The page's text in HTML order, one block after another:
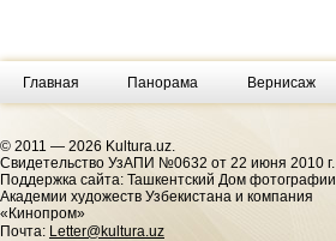
Главная Панорама Вернисаж
© 2011 — 2026 Kultura.uz.
Cвидетельство УзАПИ №0632 от 22 июня 2010 г.
Поддержка сайта: Ташкентский Дом фотографии
Академии художеств Узбекистана и компания
«Кинопром»
Почта: Letter@kultura.uz